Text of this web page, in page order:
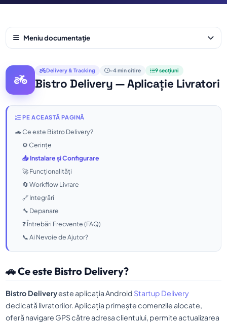
Meniu documentație
Delivery & Tracking ~4 min citire 9 secțiuni
Bistro Delivery — Aplicație Livratori
PE ACEASTĂ PAGINĂ
🚗 Ce este Bistro Delivery?
⚙️ Cerințe
📥 Instalare și Configurare
🚀 Funcționalități
🔄 Workflow Livrare
🔗 Integrări
🔧 Depanare
❓ Întrebări Frecvente (FAQ)
📞 Ai Nevoie de Ajutor?
🚗 Ce este Bistro Delivery?
Bistro Deliveryeste aplicația Android Startup Delivery
dedicată livratorilor. Aplicația primește comenzile alocate,
oferă navigare GPS către adresa clientului, permite actualizarea